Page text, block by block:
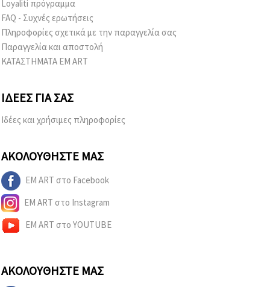
Loyaliti πρόγραμμα
FAQ - Συχνές ερωτήσεις
Πληροφορίες σχετικά με την παραγγελία σας
Παραγγελία και αποστολή
ΚΑΤΑΣΤΗΜΑΤΑ EM ART
ΙΔΈΕΣ ΓΙΑ ΣΑΣ
Ιδέες και χρήσιμες πληροφορίες
ΑΚΟΛΟΥΘΉΣΤΕ ΜΑΣ
EM ART στο Facebook
EM ART στο Instagram
EM ART στο YOUTUBE
ΑΚΟΛΟΥΘΉΣΤΕ ΜΑΣ